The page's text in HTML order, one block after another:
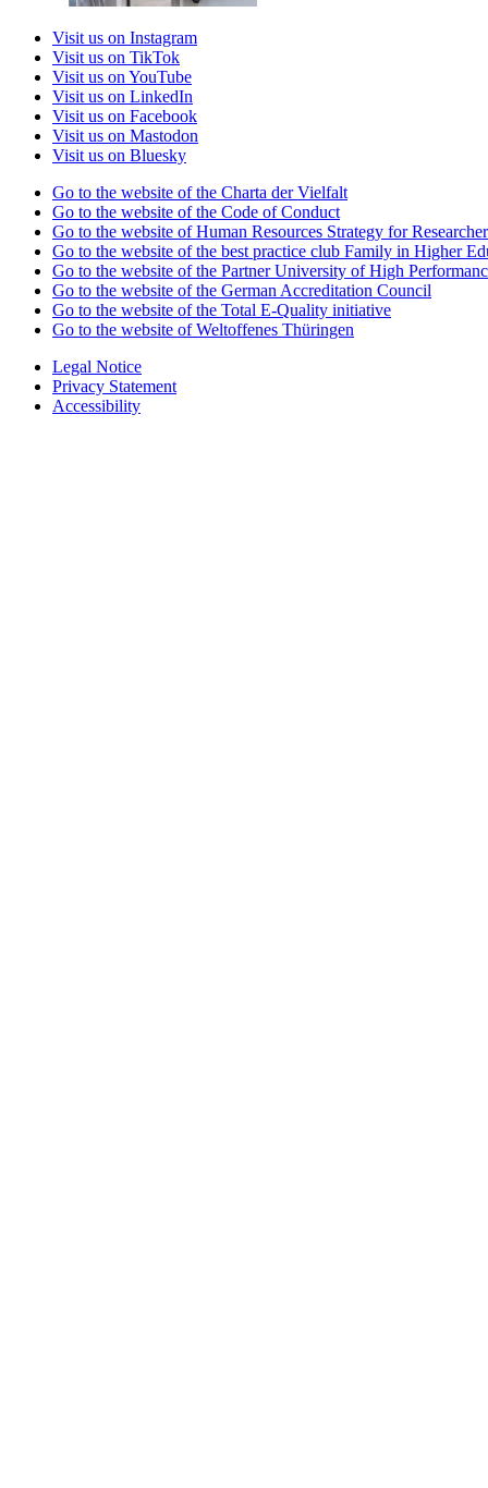
Visit us on Instagram
Visit us on TikTok
Visit us on YouTube
Visit us on LinkedIn
Visit us on Facebook
Visit us on Mastodon
Visit us on Bluesky
Go to the website of the Charta der Vielfalt
Go to the website of the Code of Conduct
Go to the website of Human Resources Strategy for
Go to the website of the best practice club Family in Higher
Go to the website of the Partner University of High
Go to the website of the German Accreditation Council
Go to the website of the Total E-Quality initiative
Go to the website of Weltoffenes Thüringen
Legal Notice
Privacy Statement
Accessibility